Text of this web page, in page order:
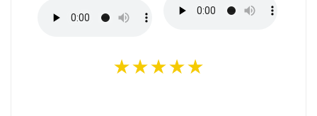
★★★★★